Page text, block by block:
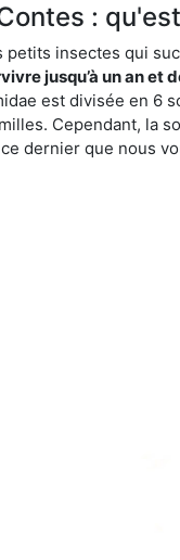
:
petits insectes qui
jusqu’à un an et
est divisée en
Cependant, la
dernier que nous